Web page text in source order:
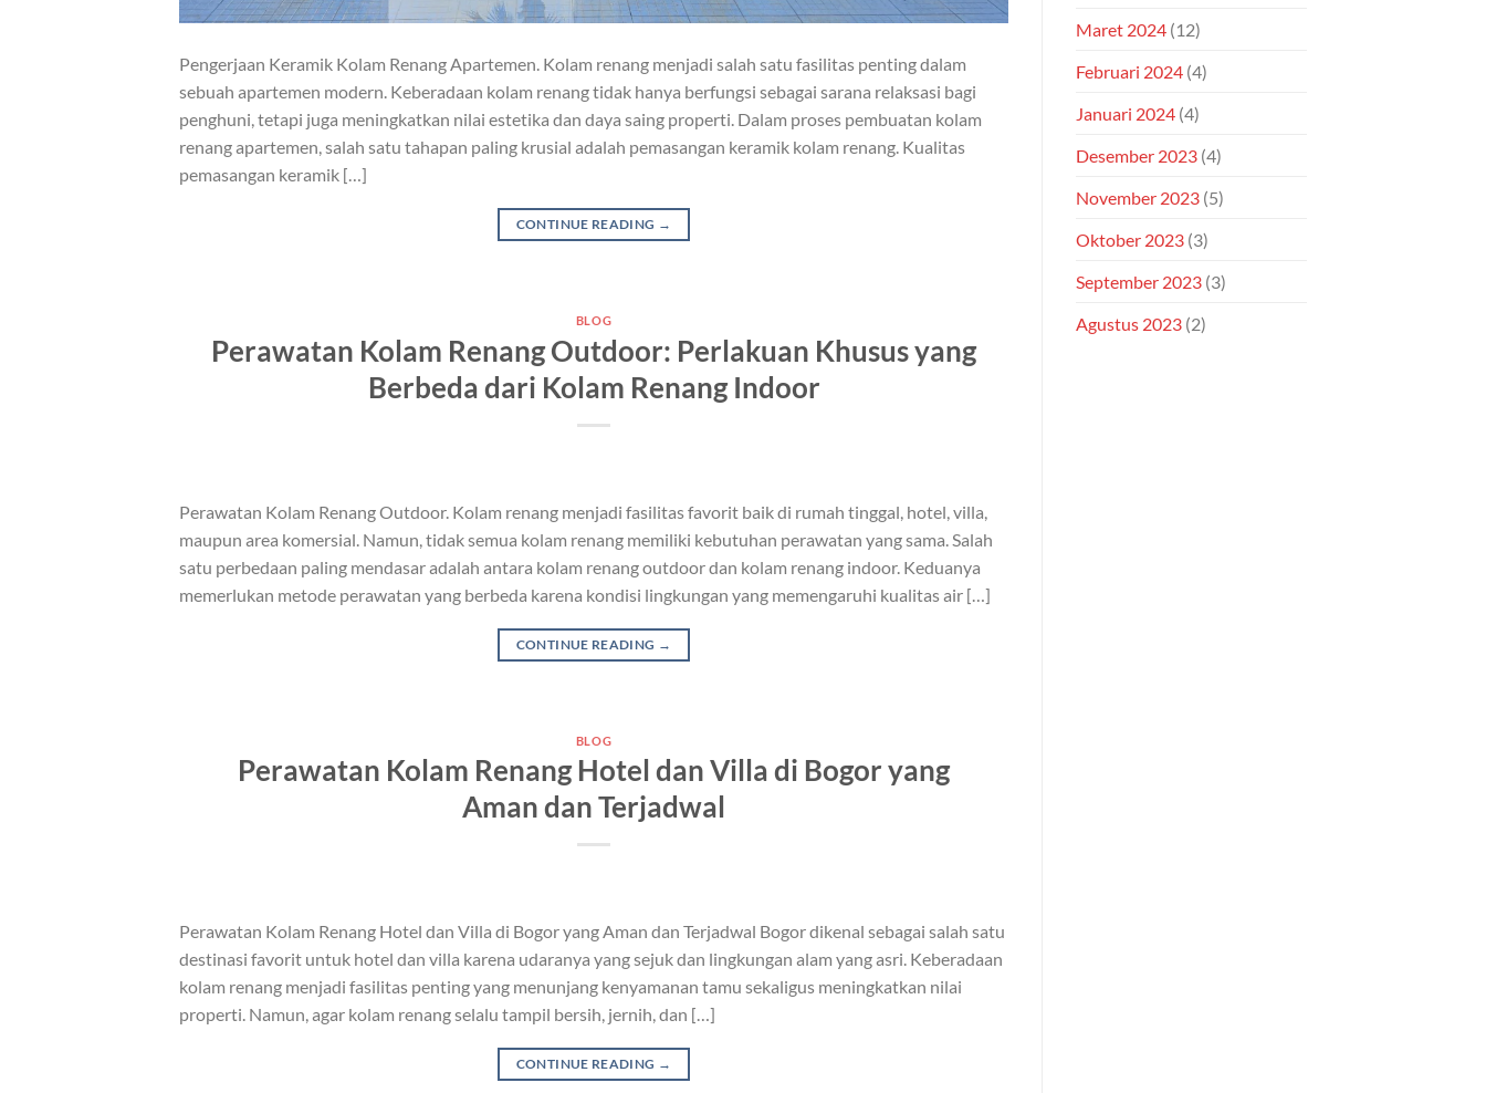
Pengerjaan Keramik Kolam Renang Apartemen. Kolam renang menjadi salah satu fasilitas penting dalam
sebuah apartemen modern. Keberadaan kolam renang tidak hanya berfungsi sebagai sarana relaksasi bagi
penghuni, tetapi juga meningkatkan nilai estetika dan daya saing properti. Dalam proses pembuatan kolam
renang apartemen, salah satu tahapan paling krusial adalah pemasangan keramik kolam renang. Kualitas
pemasangan keramik […]
CONTINUE READING →
BLOG
Perawatan Kolam Renang Outdoor: Perlakuan Khusus yang
Berbeda dari Kolam Renang Indoor
Perawatan Kolam Renang Outdoor. Kolam renang menjadi fasilitas favorit baik di rumah tinggal, hotel, villa,
maupun area komersial. Namun, tidak semua kolam renang memiliki kebutuhan perawatan yang sama. Salah
satu perbedaan paling mendasar adalah antara kolam renang outdoor dan kolam renang indoor. Keduanya
memerlukan metode perawatan yang berbeda karena kondisi lingkungan yang memengaruhi kualitas air […]
CONTINUE READING →
BLOG
Perawatan Kolam Renang Hotel dan Villa di Bogor yang
Aman dan Terjadwal
Perawatan Kolam Renang Hotel dan Villa di Bogor yang Aman dan Terjadwal Bogor dikenal sebagai salah satu
destinasi favorit untuk hotel dan villa karena udaranya yang sejuk dan lingkungan alam yang asri. Keberadaan
kolam renang menjadi fasilitas penting yang menunjang kenyamanan tamu sekaligus meningkatkan nilai
properti. Namun, agar kolam renang selalu tampil bersih, jernih, dan […]
CONTINUE READING →
Maret 2024 (12)
Februari 2024 (4)
Januari 2024 (4)
Desember 2023 (4)
November 2023 (5)
Oktober 2023 (3)
September 2023 (3)
Agustus 2023 (2)